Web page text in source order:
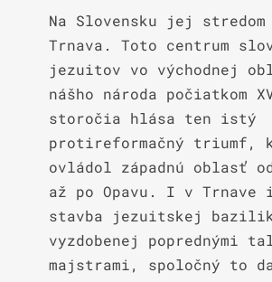
Na Slovensku jej
Trnava. Toto centrum
jezuitov vo východnej
nášho národa počiatkom
storočia hlása ten istý
protireformačný triumf,
ovládol západnú oblasť
až po Opavu. I v Trnave
stavba jezuitskej
vyzdobenej poprednými
majstrami, spoločný to